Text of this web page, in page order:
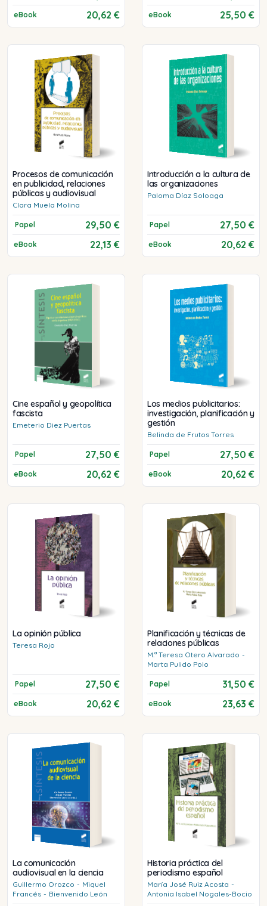
eBook 20,62 € eBook 25,50 €
Procesos de comunicación
en publicidad, relaciones
públicas y audiovisual
Clara Muela Molina
Papel 29,50 €
eBook 22,13 €
Introducción a la cultura de
las organizaciones
Paloma Díaz Soloaga
Papel 27,50 €
eBook 20,62 €
Cine español y geopolítica
fascista
Emeterio Diez Puertas
Papel 27,50 €
eBook 20,62 €
Los medios publicitarios:
investigación, planificación y
gestión
Belinda de Frutos Torres
Papel 27,50 €
eBook 20,62 €
La opinión pública
Teresa Rojo
Papel 27,50 €
eBook 20,62 €
Planificación y técnicas de
relaciones públicas
M.ª Teresa Otero Alvarado -
Marta Pulido Polo
Papel 31,50 €
eBook 23,63 €
La comunicación
audiovisual en la ciencia
Guillermo Orozco - Miquel
Francés - Bienvenido León
Historia práctica del
periodismo español
María José Ruiz Acosta -
Antonia Isabel Nogales-Bocio